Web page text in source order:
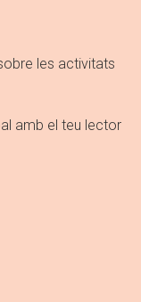
les activitats
amb el teu lector